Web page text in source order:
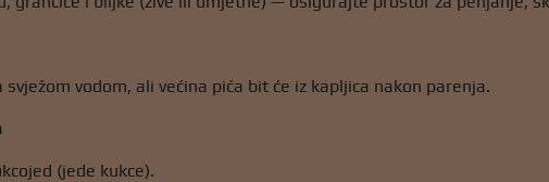
vodom, ali većina pića bit će iz kapljica nakon parenja.
(jede kukce).